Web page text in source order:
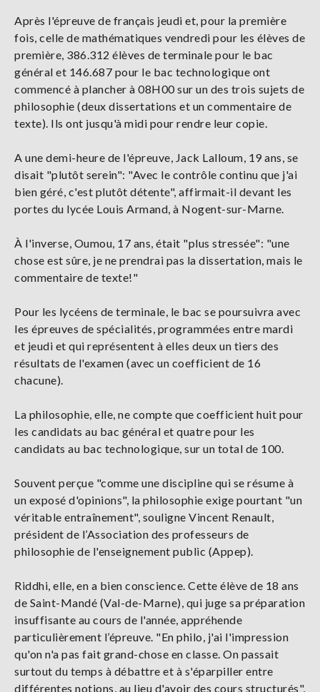
Après l'épreuve de français jeudi et, pour la première
fois, celle de mathématiques vendredi pour les élèves de
première, 386.312 élèves de terminale pour le bac
général et 146.687 pour le bac technologique ont
commencé à plancher à 08H00 sur un des trois sujets de
philosophie (deux dissertations et un commentaire de
texte). Ils ont jusqu'à midi pour rendre leur copie.
A une demi-heure de l'épreuve, Jack Lalloum, 19 ans, se
disait "plutôt serein": "Avec le contrôle continu que j'ai
bien géré, c'est plutôt détente", affirmait-il devant les
portes du lycée Louis Armand, à Nogent-sur-Marne.
À l'inverse, Oumou, 17 ans, était "plus stressée": "une
chose est sûre, je ne prendrai pas la dissertation, mais le
commentaire de texte!"
Pour les lycéens de terminale, le bac se poursuivra avec
les épreuves de spécialités, programmées entre mardi
et jeudi et qui représentent à elles deux un tiers des
résultats de l'examen (avec un coefficient de 16
chacune).
La philosophie, elle, ne compte que coefficient huit pour
les candidats au bac général et quatre pour les
candidats au bac technologique, sur un total de 100.
Souvent perçue "comme une discipline qui se résume à
un exposé d'opinions", la philosophie exige pourtant "un
véritable entraînement", souligne Vincent Renault,
président de l’Association des professeurs de
philosophie de l'enseignement public (Appep).
Riddhi, elle, en a bien conscience. Cette élève de 18 ans
de Saint-Mandé (Val-de-Marne), qui juge sa préparation
insuffisante au cours de l'année, appréhende
particulièrement l’épreuve. "En philo, j'ai l'impression
qu'on n'a pas fait grand-chose en classe. On passait
surtout du temps à débattre et à s'éparpiller entre
différentes notions, au lieu d'avoir des cours structurés",